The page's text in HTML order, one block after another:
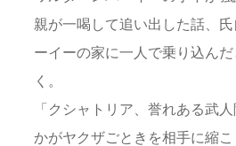
親が一喝して追い出した話、
ーイーの家に一人で乗り込ん
く。
「クシャトリア、誉れある武
かがヤクザごときを相手に縮